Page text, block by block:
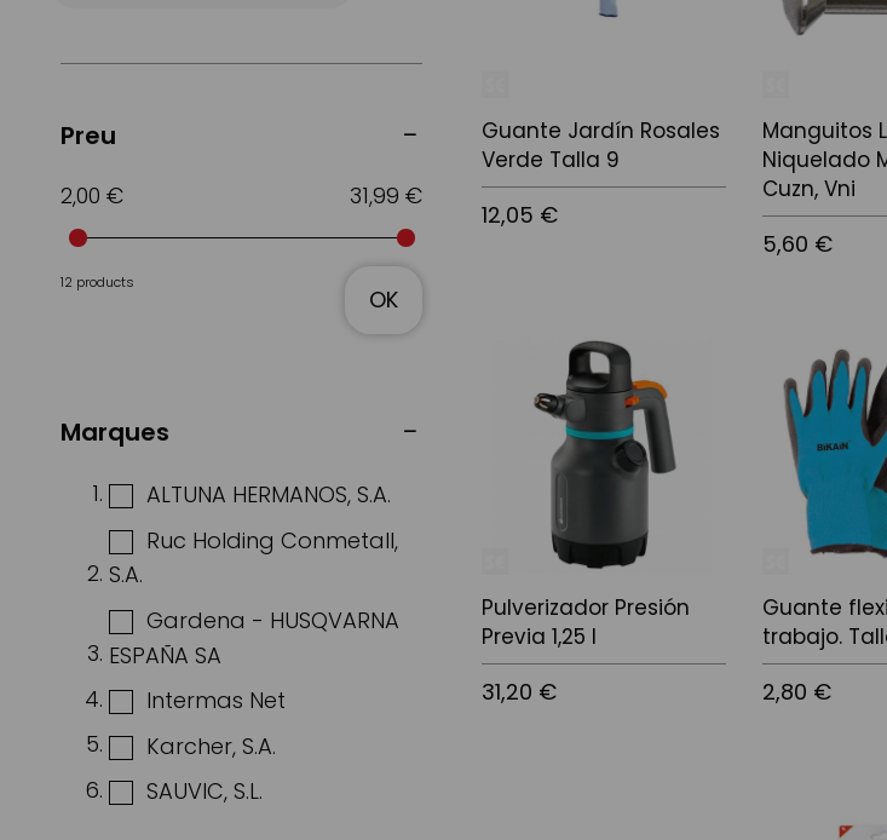
Guante Jardín Rosales
Verde Talla 9
12,05 €
Manguitos
Niquelado
Cuzn, Vni
5,60 €
Pulverizador Presión
Previa 1,25 l
31,20 €
Guante
trabajo.
2,80 €
Preu
2,00 € 31,99 €
12 products
OK
Marques
ALTUNA HERMANOS, S.A.
Ruc Holding Conmetall,
S.A.
Gardena - HUSQVARNA
ESPAÑA SA
Intermas Net
Karcher, S.A.
SAUVIC, S.L.